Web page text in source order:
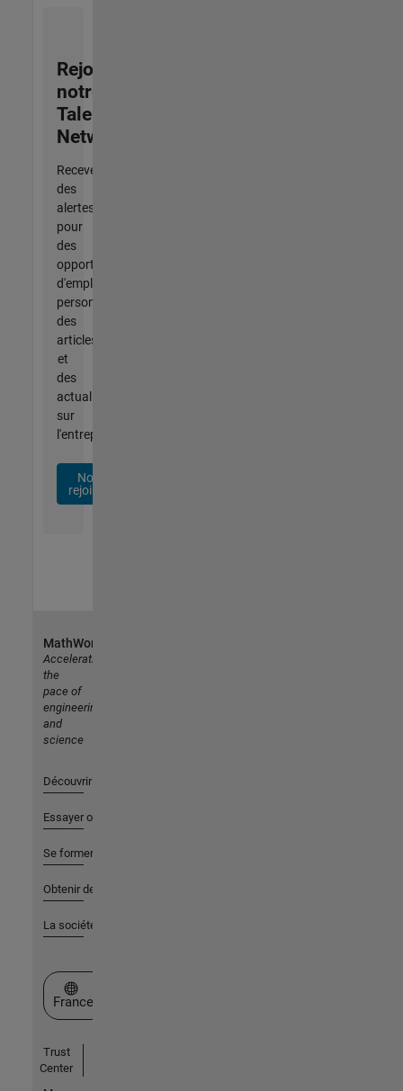
Rejoignez
notre
Talent
Network
Recevez
des
alertes
pour
des
opportunités
d'emploi
personnalisées,
des
articles
et
des
actualités
sur
l'entreprise.
Nous
rejoindre
MathWorks
Accelerating
the
pace of
engineering
and
science
Découvrir les produits
Essayer ou acheter
Se former
Obtenir de l'aide
La société
Sélectionner un site web
France
Trust
Center